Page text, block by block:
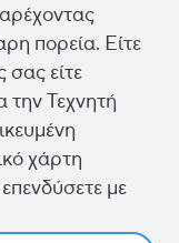
πορεία. Είτε
σας είτε
την Τεχνητή
χάρτη
με